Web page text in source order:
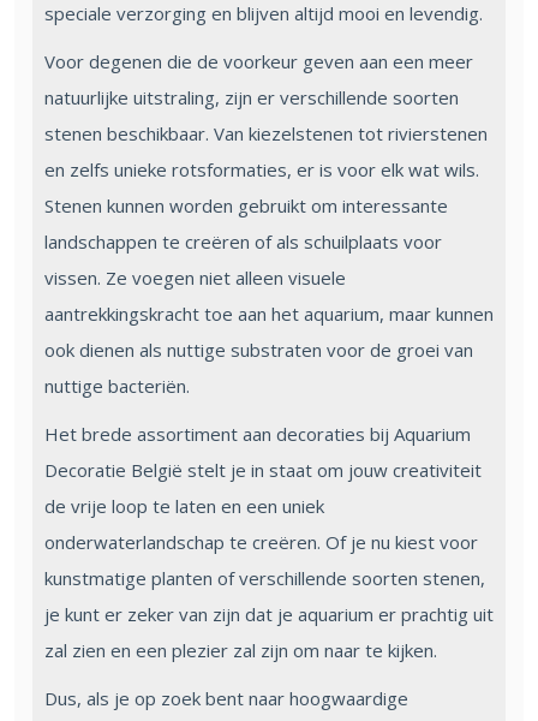
speciale verzorging en blijven altijd mooi en levendig.
Voor degenen die de voorkeur geven aan een meer
natuurlijke uitstraling, zijn er verschillende soorten
stenen beschikbaar. Van kiezelstenen tot rivierstenen
en zelfs unieke rotsformaties, er is voor elk wat wils.
Stenen kunnen worden gebruikt om interessante
landschappen te creëren of als schuilplaats voor
vissen. Ze voegen niet alleen visuele
aantrekkingskracht toe aan het aquarium, maar kunnen
ook dienen als nuttige substraten voor de groei van
nuttige bacteriën.
Het brede assortiment aan decoraties bij Aquarium
Decoratie België stelt je in staat om jouw creativiteit
de vrije loop te laten en een uniek
onderwaterlandschap te creëren. Of je nu kiest voor
kunstmatige planten of verschillende soorten stenen,
je kunt er zeker van zijn dat je aquarium er prachtig uit
zal zien en een plezier zal zijn om naar te kijken.
Dus, als je op zoek bent naar hoogwaardige